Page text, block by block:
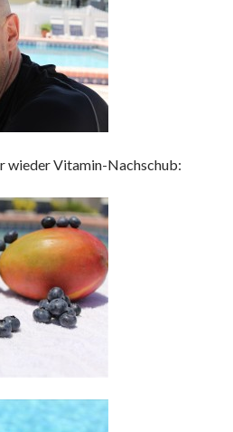
wieder Vitamin-Nachschub: